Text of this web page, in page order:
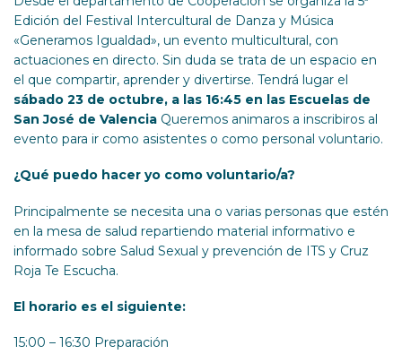
Edición del Festival Intercultural de Danza y Música
«Generamos Igualdad», un evento multicultural, con
actuaciones en directo. Sin duda se trata de un espacio en
el que compartir, aprender y divertirse. Tendrá lugar el
sábado 23 de octubre, a las 16:45 en las Escuelas de
San José de Valencia Queremos animaros a inscribiros al
evento para ir como asistentes o como personal voluntario.
¿Qué puedo hacer yo como voluntario/a?
Principalmente se necesita una o varias personas que estén
en la mesa de salud repartiendo material informativo e
informado sobre Salud Sexual y prevención de ITS y Cruz
Roja Te Escucha.
El horario es el siguiente:
15:00 – 16:30 Preparación